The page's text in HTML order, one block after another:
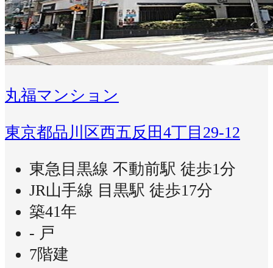
丸福マンション
東京都品川区西五反田4丁目29-12
東急目黒線 不動前駅 徒歩1分
JR山手線 目黒駅 徒歩17分
築41年
- 戸
7階建